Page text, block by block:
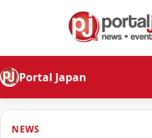
Portal Japan
NEWS